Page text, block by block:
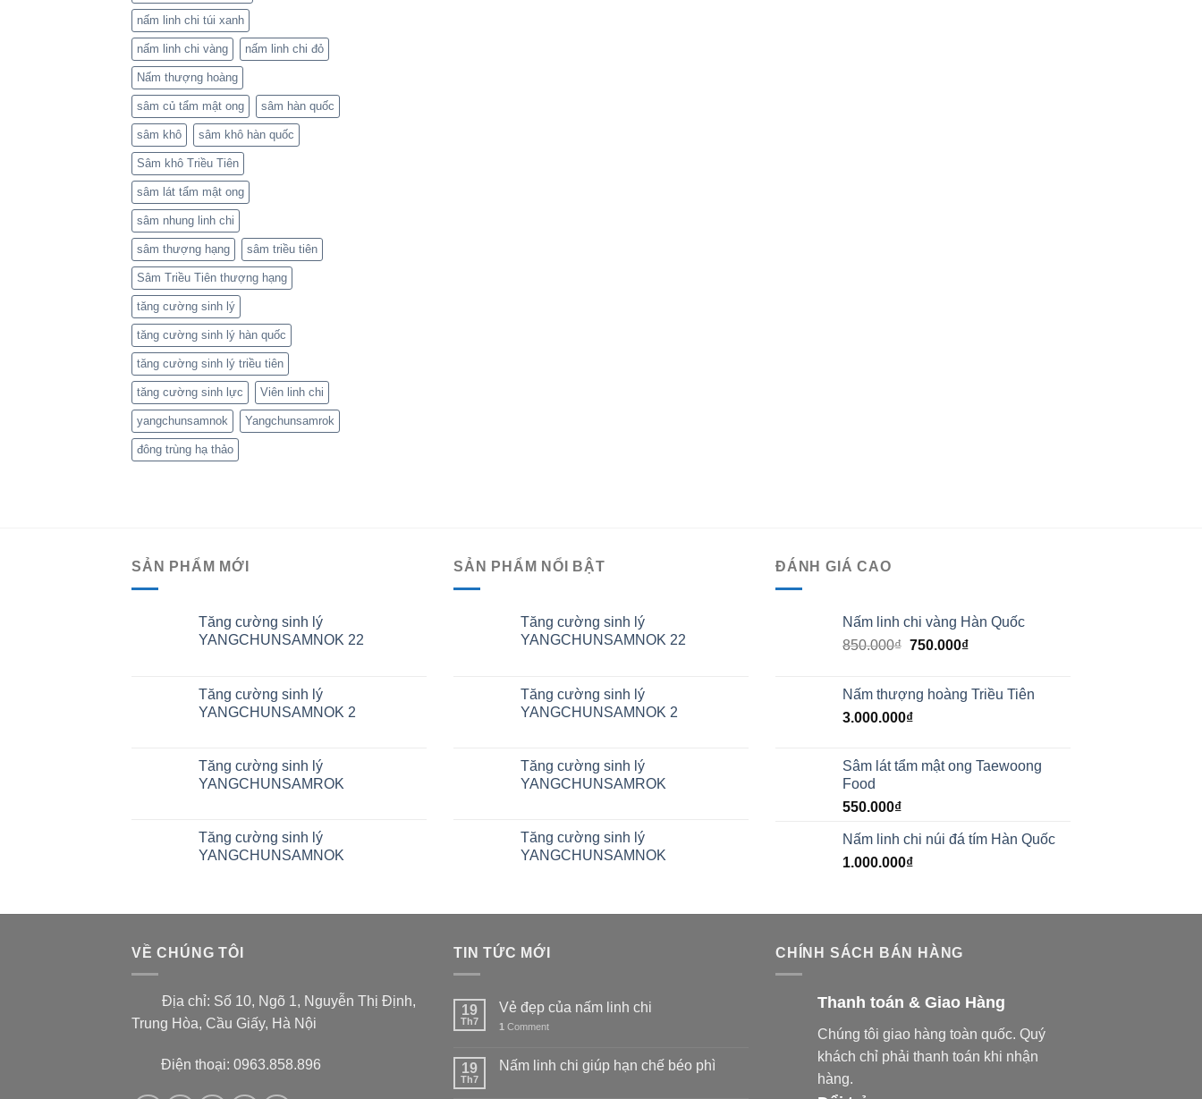
nấm linh chi túi xanh
nấm linh chi vàng nấm linh chi đỏ
Nấm thượng hoàng
sâm củ tẩm mật ong sâm hàn quốc
sâm khô sâm khô hàn quốc
Sâm khô Triều Tiên
sâm lát tẩm mật ong
sâm nhung linh chi
sâm thượng hạng sâm triều tiên
Sâm Triều Tiên thượng hạng
tăng cường sinh lý
tăng cường sinh lý hàn quốc
tăng cường sinh lý triều tiên
tăng cường sinh lực Viên linh chi
yangchunsamnok Yangchunsamrok
đông trùng hạ thảo
SẢN PHẨM MỚI
Tăng cường sinh lý
YANGCHUNSAMNOK 22
Tăng cường sinh lý
YANGCHUNSAMNOK 2
Tăng cường sinh lý
YANGCHUNSAMROK
Tăng cường sinh lý
YANGCHUNSAMNOK
SẢN PHẨM NỔI BẬT
Tăng cường sinh lý
YANGCHUNSAMNOK 22
Tăng cường sinh lý
YANGCHUNSAMNOK 2
Tăng cường sinh lý
YANGCHUNSAMROK
Tăng cường sinh lý
YANGCHUNSAMNOK
ĐÁNH GIÁ CAO
Nấm linh chi vàng Hàn Quốc
850.000₫ 750.000₫
Nấm thượng hoàng Triều Tiên
3.000.000₫
Sâm lát tẩm mật ong Taewoong
Food
550.000₫
Nấm linh chi núi đá tím Hàn Quốc
1.000.000₫
VỀ CHÚNG TÔI
Địa chỉ: Số 10, Ngõ 1, Nguyễn Thị Định,
Trung Hòa, Cầu Giấy, Hà Nội
Điện thoại: 0963.858.896
TIN TỨC MỚI
19
Th7
Vẻ đẹp của nấm linh chi
1 Comment
19
Th7
Nấm linh chi giúp hạn chế béo phì
CHÍNH SÁCH BÁN HÀNG
Thanh toán & Giao Hàng
Chúng tôi giao hàng toàn quốc. Quý
khách chỉ phải thanh toán khi nhận
hàng.